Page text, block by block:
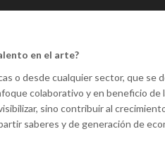
en el arte?
o desde cualquier sector, que se
colaborativo y en beneficio de
sino contribuir al
saberes y de generación de